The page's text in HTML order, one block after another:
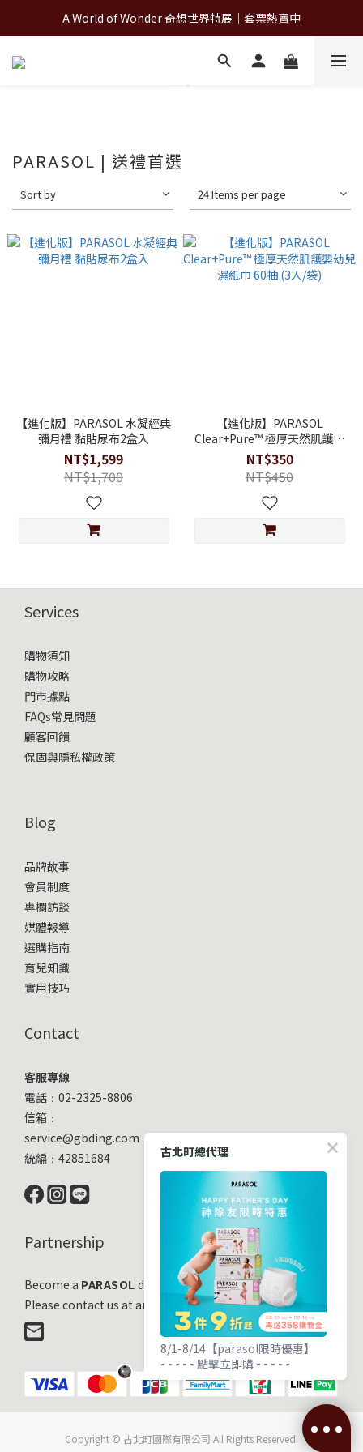
A World of Wonder 奇想世界特展｜套票熱賣中
A World of Wonder 奇想世界特展｜套票熱賣中
古北町總代理官方商城 hegen/PARASOL/färska/Poled/MiaMily
A World of Wonder 奇想世界特展｜套票熱賣中
PARASOL | 送禮首選
Sort by 24 Items per page
【進化版】PARASOL 水凝經典
彌月禮 黏貼尿布2盒入
NT$1,599
NT$1,700
【進化版】PARASOL
Clear+Pure™ 極厚天然肌護嬰
幼兒濕紙巾 60抽 (3入/袋)
NT$350
NT$450
Services
購物須知
購物攻略
門市據點
FAQs常見問題
顧客回饋
保固與隱私權政策
Blog
品牌故事
會員制度
專欄訪談
媒體報導
選購指南
育兒知識
實用技巧
Contact
客服專線
電話﹕02-2325-8806
信箱﹕
service@gbding.com
統編﹕42851684
Partnership
Become a PARASOL distribution partner
Please contact us at any time!
Copyright © 古北町國際有限公司 All Rights Reserved.
古北町總代理
8/1-8/14【parasol限時優惠】
- - - - - 點擊立即購 - - - - -